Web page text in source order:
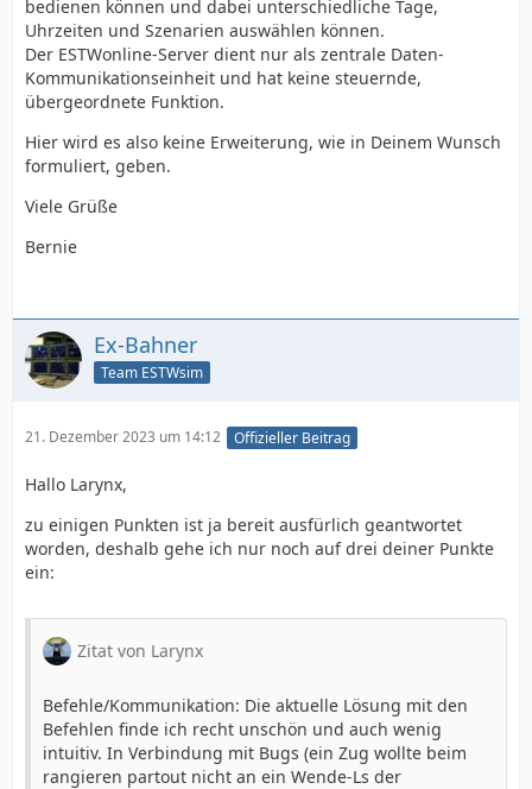
bedienen können und dabei unterschiedliche Tage,
Uhrzeiten und Szenarien auswählen können.
Der ESTWonline-Server dient nur als zentrale Daten-
Kommunikationseinheit und hat keine steuernde,
übergeordnete Funktion.
Hier wird es also keine Erweiterung, wie in Deinem Wunsch
formuliert, geben.
Viele Grüße
Bernie
Ex-Bahner
Team ESTWsim
21. Dezember 2023 um 14:12 Offizieller Beitrag
Hallo Larynx,
zu einigen Punkten ist ja bereit ausfürlich geantwortet
worden, deshalb gehe ich nur noch auf drei deiner Punkte
ein:
Zitat von Larynx
Befehle/Kommunikation: Die aktuelle Lösung mit den
Befehlen finde ich recht unschön und auch wenig
intuitiv. In Verbindung mit Bugs (ein Zug wollte beim
rangieren partout nicht an ein Wende-Ls der